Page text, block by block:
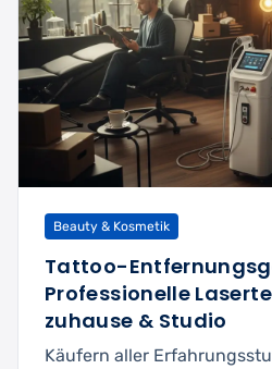
Beauty & Kosmetik
Tattoo-
Professionelle
zuhause & Studio
Käufern aller